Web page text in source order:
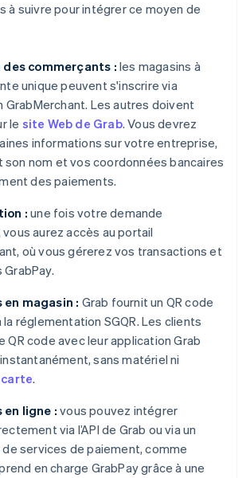
à suivre pour intégrer ce moyen de
commerçants :les magasins à
unique peuvent s'inscrire via
GrabMerchant. Les autres doivent
le site Web de Grab. Vous devrez
informations sur votre entreprise,
son nom et vos coordonnées bancaires
des paiements.
:une fois votre demande
aurez accès au portail
où vous gérerez vos transactions et
magasin : Grab fournit un QR code
réglementation SGQR. Les clients
QR code avec leur application Grab
sans matériel ni
.
en ligne : vous pouvez intégrer
via l’API de Grab ou via un
services de paiement, comme
en charge GrabPay grâce à une